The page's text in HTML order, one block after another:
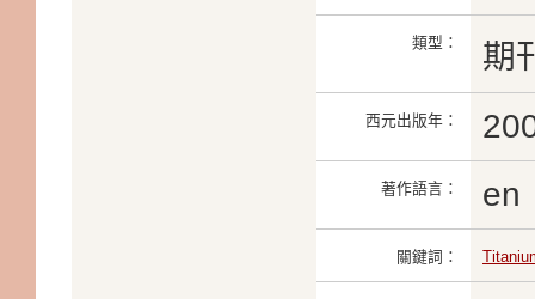
類型： 期
西元出版年：
著作語言： en
關鍵詞：